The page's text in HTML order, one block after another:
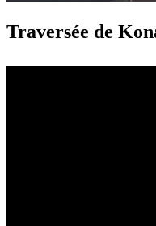
Traversée de